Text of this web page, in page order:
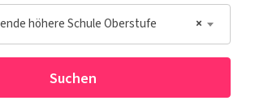
×
höhere Schule Oberstufe